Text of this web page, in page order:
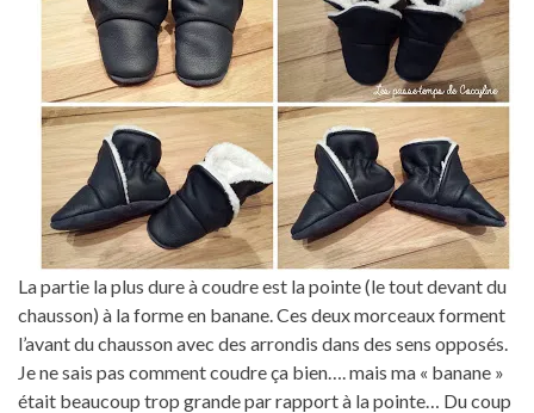
La partie la plus dure à coudre est la pointe (le tout devant du
chausson) à la forme en banane. Ces deux morceaux forment
l’avant du chausson avec des arrondis dans des sens opposés.
Je ne sais pas comment coudre ça bien…. mais ma « banane »
était beaucoup trop grande par rapport à la pointe… Du coup